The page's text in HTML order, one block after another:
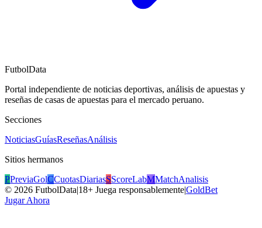
FutbolData
Portal independiente de noticias deportivas, análisis de apuestas y
reseñas de casas de apuestas para el mercado peruano.
Secciones
NoticiasGuíasReseñasAnálisis
Sitios hermanos
PPreviaGolCCuotasDiariasSScoreLabMMatchAnalisis
© 2026 FutbolData|18+ Juega responsablemente|GoldBet
Jugar Ahora